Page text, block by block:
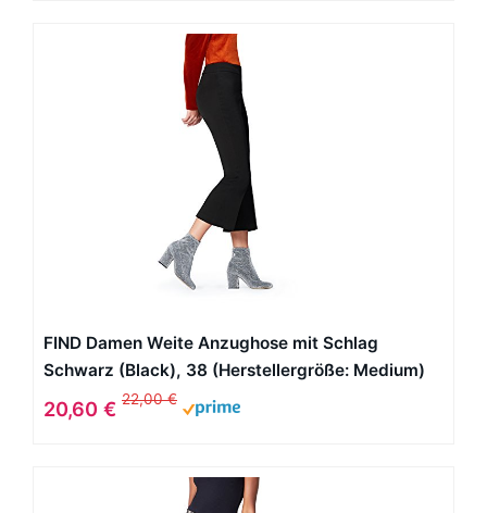
FIND Damen Weite Anzughose mit Schlag
Schwarz (Black), 38 (Herstellergröße: Medium)
20,60 € 22,00 €